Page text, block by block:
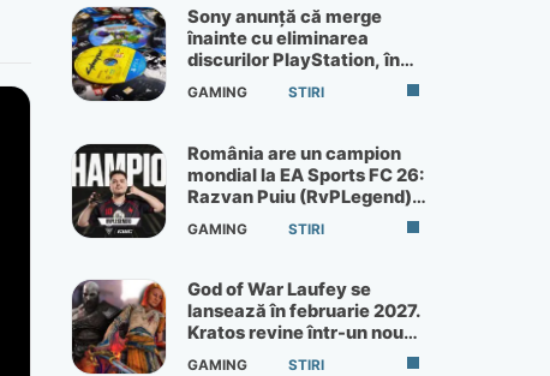
Sony anunță că merge
înainte cu eliminarea
discurilor PlayStation, în
ciuda protestelor
GAMING STIRI
România are un campion
mondial la EA Sports FC 26:
Razvan Puiu (RvPLegend)
câștigă turneul de la Paris
GAMING STIRI
God of War Laufey se
lansează în februarie 2027.
Kratos revine într-un nou
God of War
GAMING STIRI